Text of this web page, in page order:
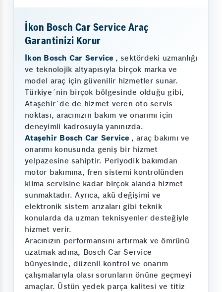
İkon Bosch Car Service Araç
Garantinizi Korur
İkon Bosch Car Service , sektördeki uzmanlığı
ve teknolojik altyapısıyla birçok marka ve
model araç için güvenilir hizmetler sunar.
Türkiye´nin birçok bölgesinde olduğu gibi,
Ataşehir´de de hizmet veren oto servis
noktası, aracınızın bakım ve onarımı için
deneyimli kadrosuyla yanınızda.
Ataşehir Bosch Car Service , araç bakımı ve
onarımı konusunda geniş bir hizmet
yelpazesine sahiptir. Periyodik bakımdan
motor bakımına, fren sistemi kontrolünden
klima servisine kadar birçok alanda hizmet
sunmaktadır. Ayrıca, akü değişimi ve
elektronik sistem arızaları gibi teknik
konularda da uzman teknisyenler desteğiyle
hizmet verir.
Aracınızın performansını artırmak ve ömrünü
uzatmak adına, Bosch Car Service
bünyesinde, düzenli kontrol ve onarım
çalışmalarıyla olası sorunların önüne geçmeyi
amaçlar. Üstün yedek parça kalitesi ve titiz